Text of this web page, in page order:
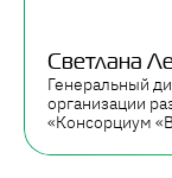
Светлана
Генеральный
организации
«Консорциум